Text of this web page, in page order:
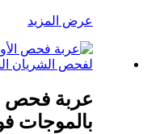
عرض المزيد
عربة فحص
بالموجات